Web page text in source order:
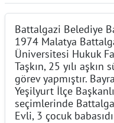
Battalgazi Belediye
1974 Malatya
Üniversitesi Hukuk
Taşkın, 25 yılı aşkın
görev yapmıştır.
Yeşilyurt İlçe
seçimlerinde
Evli, 3 çocuk